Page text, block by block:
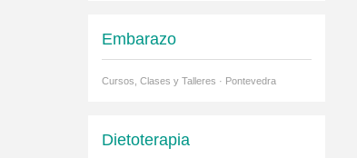
Embarazo
Cursos, Clases y Talleres · Pontevedra
Dietoterapia